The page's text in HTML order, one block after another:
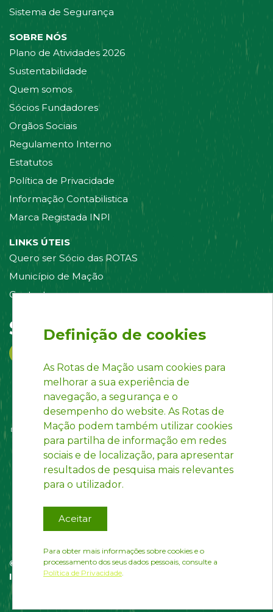
Sistema de Segurança
SOBRE NÓS
Plano de Atividades 2026
Sustentabilidade
Quem somos
Sócios Fundadores
Orgãos Sociais
Regulamento Interno
Estatutos
Política de Privacidade
Informação Contabilistica
Marca Registada INPI
LINKS ÚTEIS
Quero ser Sócio das ROTAS
Município de Mação
Contacte-nos
Siga-nos em:
© Rotas de Mação | website desenvolvido por
InfoPortugal
Definição de cookies
As Rotas de Mação usam cookies para
melhorar a sua experiência de
navegação, a segurança e o
desempenho do website. As Rotas de
Mação podem também utilizar cookies
para partilha de informação em redes
sociais e de localização, para apresentar
resultados de pesquisa mais relevantes
para o utilizador.
Aceitar
Para obter mais informações sobre cookies e o
processamento dos seus dados pessoais, consulte a
Política de Privacidade.